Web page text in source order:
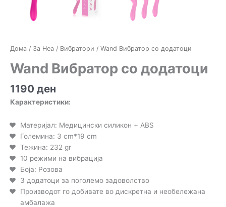
Дома / За Неа / Вибратори / Wand Вибратор со додатоци
Wand Вибратор со додатоци
1190 ден
Карактеристики:
Материјал: Медицински силикон + ABS
Големина: 3 cm*19 cm
Тежина: 232 gr
10 режими на вибрација
Боја: Розова
3 додатоци за поголемо задоволство
Производот го добивате во дискретна и необележана
амбалажа